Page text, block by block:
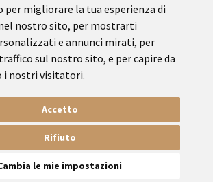
per migliorare la tua esperienza di
nostro sito, per mostrarti
e annunci mirati, per
sul nostro sito, e per capire da
i nostri visitatori.
Accetto
Rifiuto
le mie impostazioni